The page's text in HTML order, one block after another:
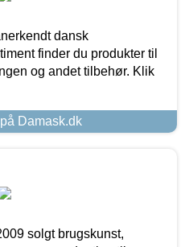
dansk
finder du produkter til
og andet tilbehør. Klik
Damask.dk
solgt brugskunst,